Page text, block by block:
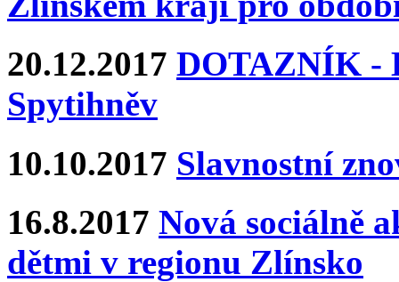
20.12.2017 DOTAZNÍK -
Spytihněv
10.10.2017 Slavnostní
16.8.2017 Nová sociálně
dětmi v regionu Zlínsko